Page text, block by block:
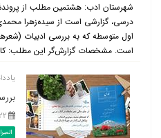
شهرستان ادب: هشتمین مطلب از
درسی، گزارشی است از سیده‌زهرا
اول متوسطه که به بررسی ادبیات
است. مشخصات گزارش‌گر این مطلب:
۲۲ آبان ۱۳۹۸ |